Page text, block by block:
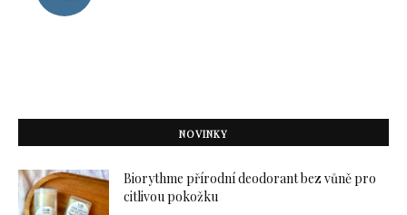
NOVINKY
Biorythme přírodní deodorant bez vůně pro
citlivou pokožku